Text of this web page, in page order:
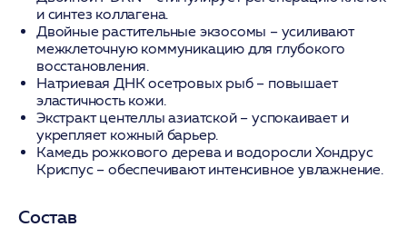
и синтез коллагена.
Двойные растительные экзосомы – усиливают
межклеточную коммуникацию для глубокого
восстановления.
Натриевая ДНК осетровых рыб– повышает
эластичность кожи.
Экстракт центеллы азиатской– успокаивает и
укрепляет кожный барьер.
Камедь рожкового дерева и водоросли Хондрус
Криспус– обеспечивают интенсивное увлажнение.
Состав